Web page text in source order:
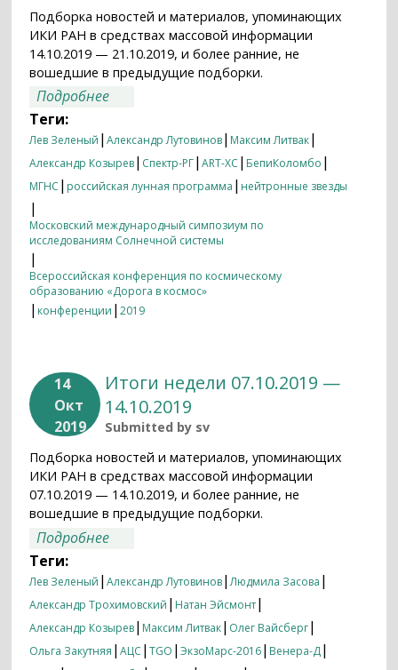
Подборка новостей и материалов, упоминающих
ИКИ РАН в средствах массовой информации
14.10.2019 — 21.10.2019, и более ранние, не
вошедшие в предыдущие подборки.
Подробнее
Теги:
Лев Зеленый |Александр Лутовинов| Максим Литвак|
Александр Козырев| Спектр-РГ|ART-XC | БепиКоломбо |
МГНС | российская лунная программа | нейтронные звезды
|
Московский международный симпозиум по
исследованиям Солнечной системы
|
Всероссийская конференция по космическому
образованию «Дорога в космос»
| конференции |2019
14
Окт
2019
Итоги недели 07.10.2019 —
14.10.2019
Submitted by sv
Подборка новостей и материалов, упоминающих
ИКИ РАН в средствах массовой информации
07.10.2019 — 14.10.2019, и более ранние, не
вошедшие в предыдущие подборки.
Подробнее
Теги:
Лев Зеленый |Александр Лутовинов|Людмила Засова |
Александр Трохимовский | Натан Эйсмонт|
Александр Козырев| Максим Литвак| Олег Вайсберг|
Ольга Закутняя |АЦС |TGO |ЭкзоМарс-2016| Венера-Д|